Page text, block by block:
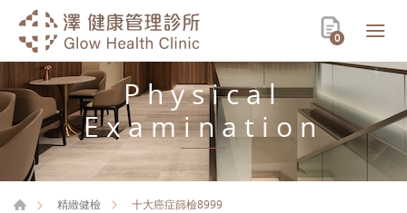
0
Physical
Examination
精緻健檢 十大癌症篩檢8999